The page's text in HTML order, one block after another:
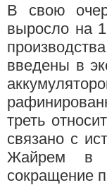
В свою
выросло на
введены в
треть
связано с
Жайрем в
сокращение